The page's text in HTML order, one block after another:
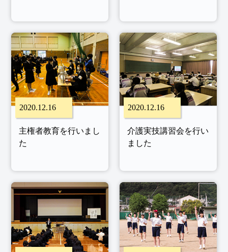
2020.12.16
主権者教育を行いまし
た
2020.12.16
介護実技講習会を行い
ました